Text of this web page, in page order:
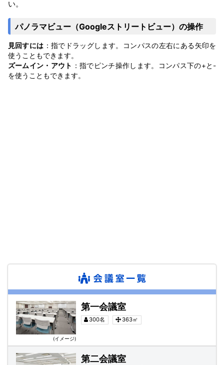
い。
パノラマビュー（Googleストリートビュー）の操作
見回すには ：指でドラッグします。コンパスの左右にある矢印を
使うこともできます。
ズームイン・アウト ：指でピンチ操作します。コンパス下の+と-
を使うこともできます。
(イメージ)
第一会議室
300名 363㎡
第二会議室